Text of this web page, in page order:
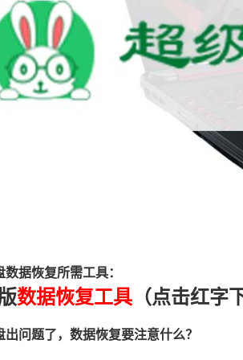
数据恢复所需工具：
数据恢复工具 （点击红字
出问题了，数据恢复要注意什么？